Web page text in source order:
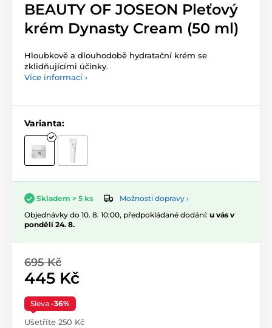
BEAUTY OF JOSEON Pleťový
krém Dynasty Cream (50 ml)
Hloubkově a dlouhodobě hydratační krém se
zklidňujícími účinky.
Více informací ›
Varianta:
Skladem > 5 ks
Možnosti dopravy ›
Objednávky do 10. 8. 10:00, předpokládané dodání: u vás v
pondělí 24. 8.
695 Kč
445 Kč
Sleva -36%
Ušetříte 250 Kč